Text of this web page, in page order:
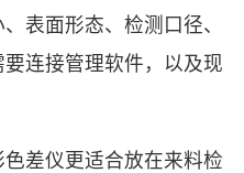
表面形态、检测口径、
连接管理软件，以及现
差仪更适合放在来料检